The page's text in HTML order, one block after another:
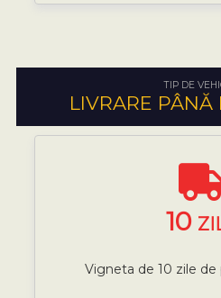
TIP DE
LIVRARE PÂNĂ
10
Vigneta de 10 zile de